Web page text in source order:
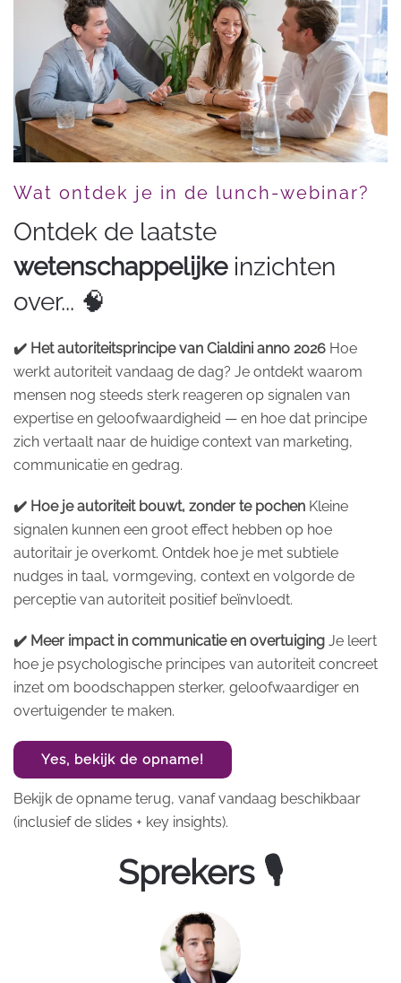
Wat ontdek je in de lunch-webinar?
Ontdek de laatste
wetenschappelijkeinzichten
over... 🧠
✔️ Het autoriteitsprincipe van Cialdini anno 2026 Hoe
werkt autoriteit vandaag de dag? Je ontdekt waarom
mensen nog steeds sterk reageren op signalen van
expertise en geloofwaardigheid — en hoe dat principe
zich vertaalt naar de huidige context van marketing,
communicatie en gedrag.
✔️ Hoe je autoriteit bouwt, zonder te pochen Kleine
signalen kunnen een groot effect hebben op hoe
autoritair je overkomt. Ontdek hoe je met subtiele
nudges in taal, vormgeving, context en volgorde de
perceptie van autoriteit positief beïnvloedt.
✔️ Meer impact in communicatie en overtuiging Je leert
hoe je psychologische principes van autoriteit concreet
inzet om boodschappen sterker, geloofwaardiger en
overtuigender te maken.
Yes, bekijk de opname!
Bekijk de opname terug, vanaf vandaag beschikbaar
(inclusief de slides + key insights).
Sprekers 🎙